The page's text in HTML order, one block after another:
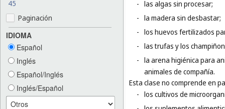
45
Paginación
IDIOMA
Español
Inglés
Español/Inglés
Inglés/Español
- las algas sin procesar;
- la madera sin desbastar;
- los huevos fertilizados
- las trufas y los
- la arena higiénica para
animales de compañía.
Esta clase no comprende en
- los cultivos de